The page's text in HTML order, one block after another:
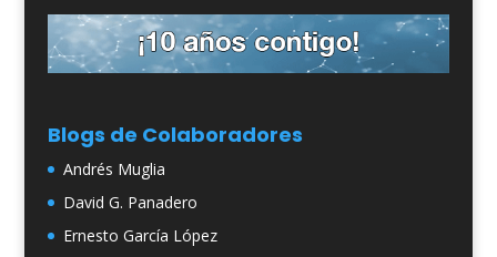
Blogs de Colaboradores
Andrés Muglia
David G. Panadero
Ernesto García López